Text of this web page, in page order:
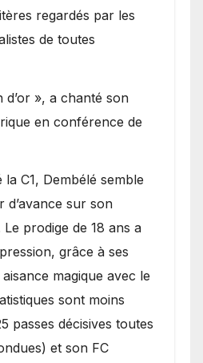
regardés par les
de toutes
d’or », a chanté son
en conférence de
C1, Dembélé semble
sur son
prodige de 18 ans a
grâce à ses
magique avec le
sont moins
passes décisives toutes
et son FC